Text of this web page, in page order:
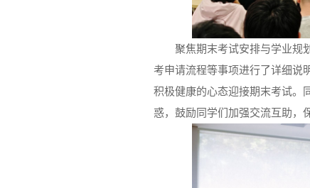
聚焦期末考试安排与学业规
考申请流程等事项进行了详细说
积极健康的心态迎接期末考试。
惑，鼓励同学们加强交流互助，